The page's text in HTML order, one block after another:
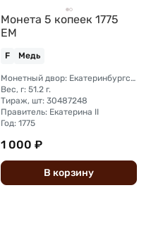
Монета 5 копеек 1775
ЕМ
F Медь
Монетный двор: Екатеринбургский монетный двор
Вес, г: 51.2 г.
Тираж, шт: 30487248
Правитель: Екатерина II
Год: 1775
1 000 ₽
В корзину